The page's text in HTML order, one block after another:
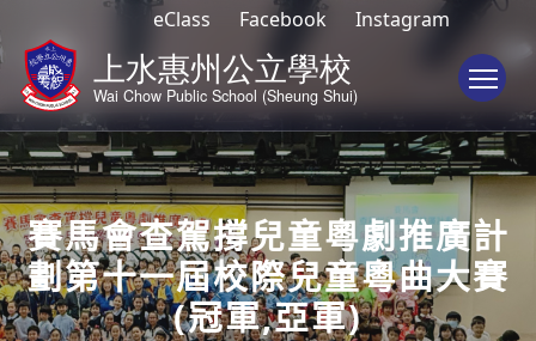
eClass Facebook Instagram
賽馬會查駕撐兒童粵劇推廣計
劃第十一屆校際兒童粵曲大賽
(冠軍,亞軍)